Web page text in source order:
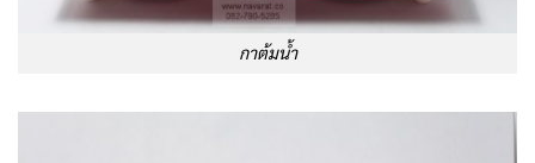
กาต้มน้ำ